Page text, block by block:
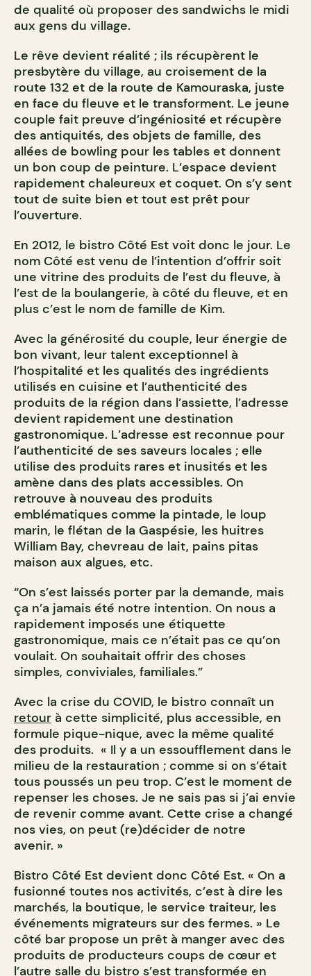
de qualité où proposer des sandwichs le midi
aux gens du village.
Le rêve devient réalité ; ils récupèrent le
presbytère du village, au croisement de la
route 132 et de la route de Kamouraska, juste
en face du fleuve et le transforment. Le jeune
couple fait preuve d’ingéniosité et récupère
des antiquités, des objets de famille, des
allées de bowling pour les tables et donnent
un bon coup de peinture. L’espace devient
rapidement chaleureux et coquet. On s’y sent
tout de suite bien et tout est prêt pour
l’ouverture.
En 2012, le bistro Côté Est voit donc le jour. Le
nom Côté est venu de l’intention d’offrir soit
une vitrine des produits de l’est du fleuve, à
l’est de la boulangerie, à côté du fleuve, et en
plus c’est le nom de famille de Kim.
Avec la générosité du couple, leur énergie de
bon vivant, leur talent exceptionnel à
l’hospitalité et les qualités des ingrédients
utilisés en cuisine et l’authenticité des
produits de la région dans l’assiette, l’adresse
devient rapidement une destination
gastronomique. L’adresse est reconnue pour
l’authenticité de ses saveurs locales ; elle
utilise des produits rares et inusités et les
amène dans des plats accessibles. On
retrouve à nouveau des produits
emblématiques comme la pintade, le loup
marin, le flétan de la Gaspésie, les huitres
William Bay, chevreau de lait, pains pitas
maison aux algues, etc.
“On s’est laissés porter par la demande, mais
ça n’a jamais été notre intention. On nous a
rapidement imposés une étiquette
gastronomique, mais ce n’était pas ce qu’on
voulait. On souhaitait offrir des choses
simples, conviviales, familiales.”
Avec la crise du COVID, le bistro connaît un
retour à cette simplicité, plus accessible, en
formule pique-nique, avec la même qualité
des produits. « Il y a un essoufflement dans le
milieu de la restauration ; comme si on s’était
tous poussés un peu trop. C’est le moment de
repenser les choses. Je ne sais pas si j’ai envie
de revenir comme avant. Cette crise a changé
nos vies, on peut (re)décider de notre
avenir. »
Bistro Côté Est devient donc Côté Est. « On a
fusionné toutes nos activités, c’est à dire les
marchés, la boutique, le service traiteur, les
événements migrateurs sur des fermes. » Le
côté bar propose un prêt à manger avec des
produits de producteurs coups de cœur et
l’autre salle du bistro s’est transformée en